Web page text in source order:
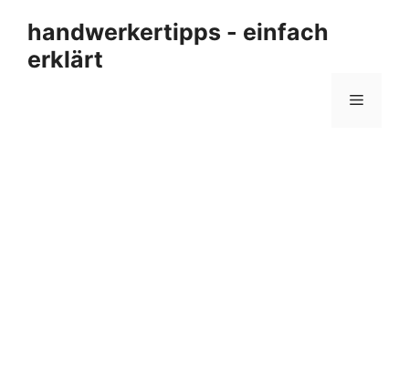
Inhalt
springen
handwerkertipps - einfach
erklärt
Menü